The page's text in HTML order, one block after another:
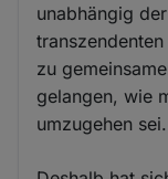
unabhängig
zu
gelangen, wie
umzugehen sei.